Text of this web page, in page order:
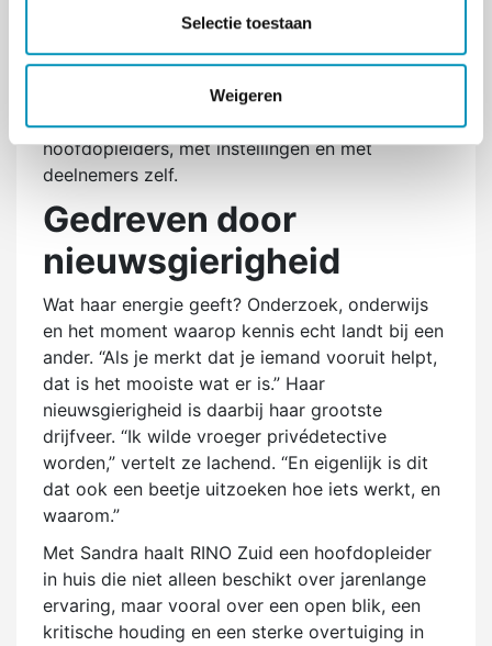
Selectie toestaan
Weigeren
De komende periode staat voor haar in het
niet als iemand die alles alleen moet doen. Het is
teamwork.” Die overtuiging neemt ze mee in
haar rol: samenwerken met collega-
hoofdopleiders, met instellingen en met
deelnemers zelf.
Gedreven door
nieuwsgierigheid
Wat haar energie geeft? Onderzoek, onderwijs
en het moment waarop kennis echt landt bij een
ander. “Als je merkt dat je iemand vooruit helpt,
dat is het mooiste wat er is.” Haar
nieuwsgierigheid is daarbij haar grootste
drijfveer. “Ik wilde vroeger privédetective
worden,” vertelt ze lachend. “En eigenlijk is dit
dat ook een beetje uitzoeken hoe iets werkt, en
waarom.”
Met Sandra haalt RINO Zuid een hoofdopleider
in huis die niet alleen beschikt over jarenlange
ervaring, maar vooral over een open blik, een
kritische houding en een sterke overtuiging in